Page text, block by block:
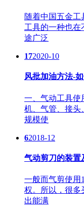
随着中国五金
工具的一种也在
途广泛
172020-10
风批加油方法-
一、气动工具使
机、气管、接头
规模使
62018-12
气动剪刀的装置
一般而气剪使用
权。所以，很多
出能满